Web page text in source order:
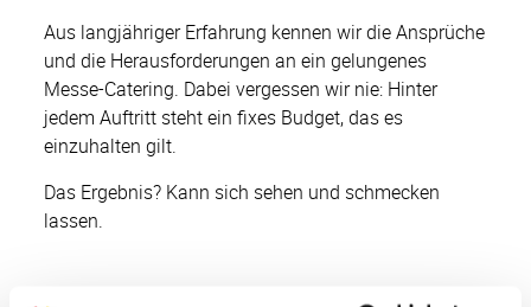
Aus langjähriger Erfahrung kennen wir die Ansprüche
und die Herausforderungen an ein gelungenes
Messe-Catering. Dabei vergessen wir nie: Hinter
jedem Auftritt steht ein fixes Budget, das es
einzuhalten gilt.
Das Ergebnis? Kann sich sehen und schmecken
lassen.